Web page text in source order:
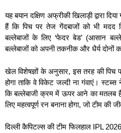
यह बयान दक्षिण अफ्रीकी खिलाड़ी द्वारा
हैं कि पिच पर तेज गेंदबाजों को भी मदद
बल्लेबाजों के लिए ‘फेदर बेड’ (आसान
बल्लेबाजों को अपनी तकनीक और धैर्य दोनों
खेल विशेषज्ञों के अनुसार, इस तरह की पिच
होगा ताकि वे विकेट जल्दी ना गंवाएं।
कि बल्लेबाजी क्रम में ऊपर आने का मतलब
लिए महत्वपूर्ण रन बनाना होगा, जो टीम की
दिल्ली कैपिटल्स की टीम फिलहाल IPL